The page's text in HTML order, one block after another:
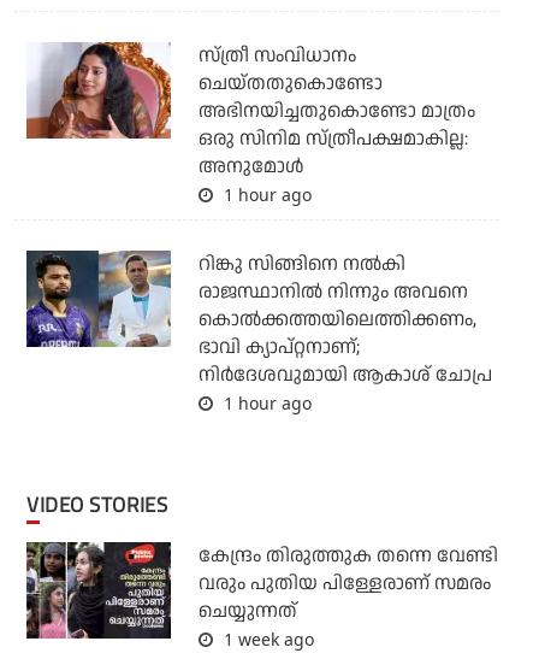
സ്ത്രീ സംവിധാനം
ചെയ്തതുകൊണ്ടോ
അഭിനയിച്ചതുകൊണ്ടോ മാത്രം
ഒരു സിനിമ സ്ത്രീപക്ഷമാകില്ല:
അനുമോൾ
1 hour ago
റിങ്കു സിങ്ങിനെ നൽകി
രാജസ്ഥാനിൽ നിന്നും അവനെ
കൊൽ‌ക്കത്തയിലെത്തിക്കണം,
ഭാവി ക്യാപ്റ്റനാണ്;
നിർദേശവുമായി ആകാശ് ചോപ്ര
1 hour ago
VIDEO STORIES
കേന്ദ്രം തിരുത്തുക തന്നെ വേണ്ടി
വരും പുതിയ പിള്ളേരാണ് സമരം
ചെയ്യുന്നത്
1 week ago